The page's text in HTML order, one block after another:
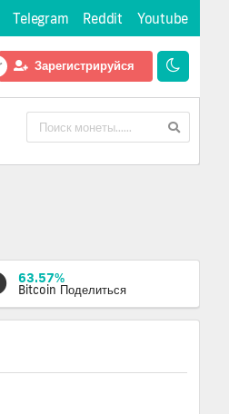
Telegram Reddit Youtube
Зарегистрируйся
63.57%
Bitcoin Поделиться